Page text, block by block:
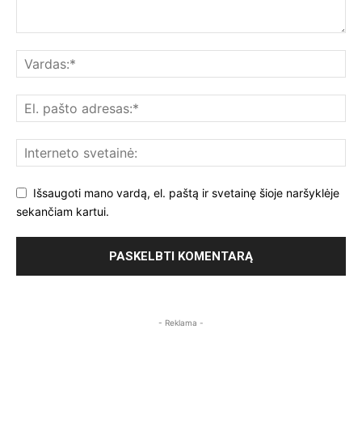
Išsaugoti mano vardą, el. paštą ir svetainę šioje naršyklėje
sekančiam kartui.
- Reklama -